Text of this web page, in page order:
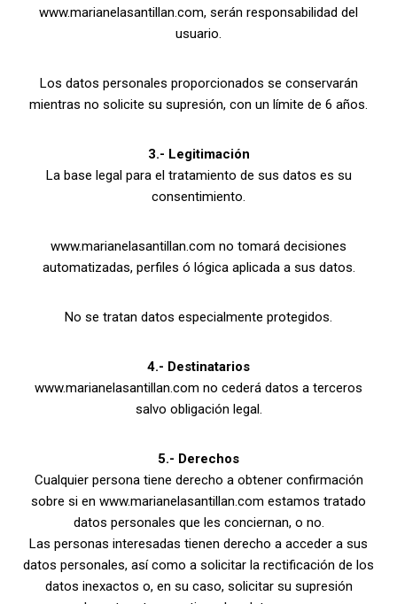
www.marianelasantillan.com, serán responsabilidad del
usuario.
Los datos personales proporcionados se conservarán
mientras no solicite su supresión, con un límite de 6 años.
3.- Legitimación
La base legal para el tratamiento de sus datos es su
consentimiento.
www.marianelasantillan.com no tomará decisiones
automatizadas, perfiles ó lógica aplicada a sus datos.
No se tratan datos especialmente protegidos.
4.- Destinatarios
www.marianelasantillan.com no cederá datos a terceros
salvo obligación legal.
5.- Derechos
Cualquier persona tiene derecho a obtener confirmación
sobre si en www.marianelasantillan.com estamos tratado
datos personales que les conciernan, o no.
Las personas interesadas tienen derecho a acceder a sus
datos personales, así como a solicitar la rectificación de los
datos inexactos o, en su caso, solicitar su supresión